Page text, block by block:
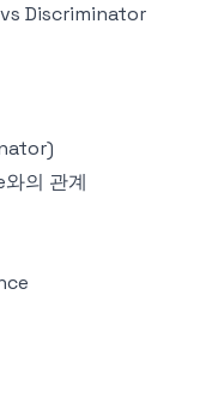
Discriminator
의 관계